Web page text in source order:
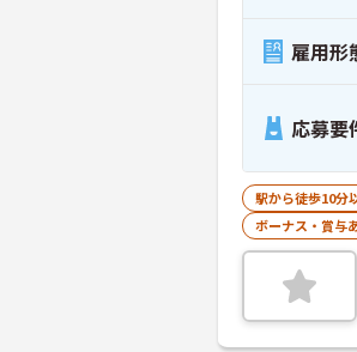
雇用形
応募要
駅から徒歩10分
ボーナス・賞与